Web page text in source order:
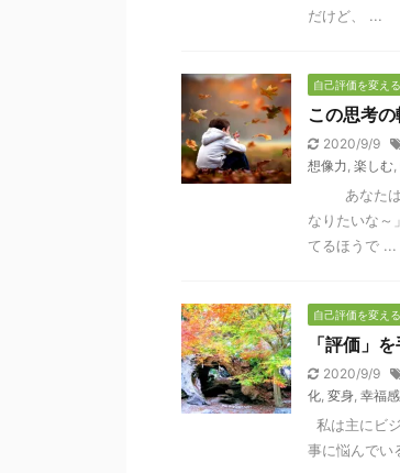
だけど、 ...
自己評価を変える
この思考
2020/9/9
想像力, 楽しむ,
あなたは、
なりたいな
てるほうで ...
自己評価を変える
「評価」を
2020/9/9
化, 変身, 幸福感
私は主にビ
事に悩んでい